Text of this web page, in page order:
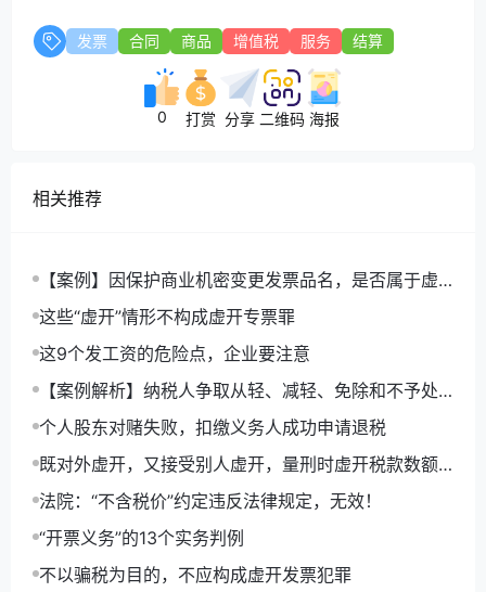
务，有相反证据足以推翻的除外。
观点依据：《最高人民法院关于审理买卖合同
纠纷案件适用法律问题的解释》（2020年12月23
惯以普通发票作为付款凭证，买受人以普通发票证
四、 在付款方与收款方未事先约定当收款方未提供
发票时付款方可以代扣税款、代开发票的情形下，
付款方请求直接扣留相应税款，缺乏事实和法律依
据。
五、合同约定付款时收款方需提供发票，属于民事
发票 合同 商品 增值税 服务 结算
0 打赏 分享 二维码 海报
相关推荐
【案例】因保护商业机密变更发票品名，是否属于虚
开发票？是否构成犯罪？
这些“虚开”情形不构成虚开专票罪
这9个发工资的危险点，企业要注意
【案例解析】纳税人争取从轻、减轻、免除和不予处
罚的5个路径
个人股东对赌失败，扣缴义务人成功申请退税
既对外虚开，又接受别人虚开，量刑时虚开税款数额
怎么算？
法院：“不含税价”约定违反法律规定，无效！
“开票义务”的13个实务判例
不以骗税为目的，不应构成虚开发票犯罪